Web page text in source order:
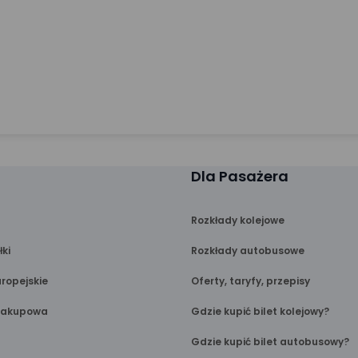
Dla Pasażera
Rozkłady kolejowe
Rozkłady autobusowe
Oferty, taryfy, przepisy
Gdzie kupić bilet kolejowy?
Gdzie kupić bilet autobusowy?